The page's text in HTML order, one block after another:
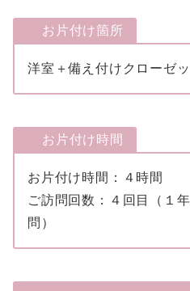
お片付け箇所
洋室＋備え付けクローゼ
お片付け時間
お片付け時間：４時間
ご訪問回数：４回目（１
問）